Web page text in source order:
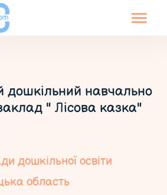
дошкільний навчально
" Лісова казка"
дошкільної освіти
область